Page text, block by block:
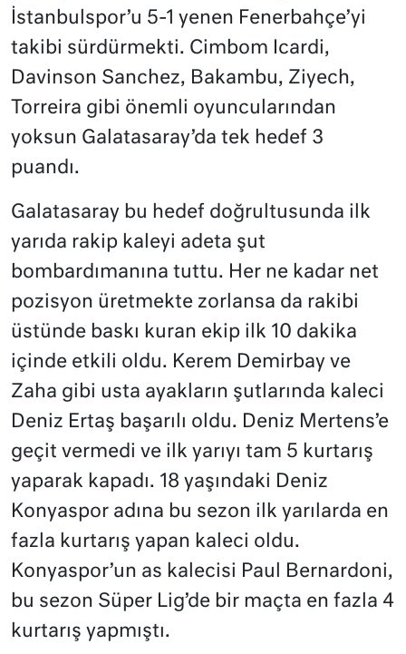
İstanbulspor’u 5-1 yenen Fenerbahçe’yi
takibi sürdürmekti. Cimbom Icardi,
Davinson Sanchez, Bakambu, Ziyech,
Torreira gibi önemli oyuncularından
yoksun Galatasaray’da tek hedef 3
puandı.
Galatasaray bu hedef doğrultusunda ilk
yarıda rakip kaleyi adeta şut
bombardımanına tuttu. Her ne kadar net
pozisyon üretmekte zorlansa da rakibi
üstünde baskı kuran ekip ilk 10 dakika
içinde etkili oldu. Kerem Demirbay ve
Zaha gibi usta ayakların şutlarında kaleci
Deniz Ertaş başarılı oldu. Deniz Mertens’e
geçit vermedi ve ilk yarıyı tam 5 kurtarış
yaparak kapadı. 18 yaşındaki Deniz
Konyaspor adına bu sezon ilk yarılarda en
fazla kurtarış yapan kaleci oldu.
Konyaspor’un as kalecisi Paul Bernardoni,
bu sezon Süper Lig’de bir maçta en fazla 4
kurtarış yapmıştı.